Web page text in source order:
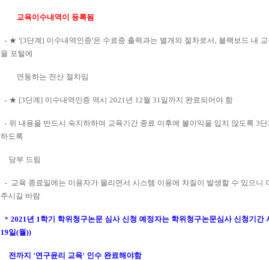
교육이수내역이 등록됨
- ★ '[3단계 ] 이수내역인증'은 수료증 출력과는 별개의 절차로서 , 블랙보드 내
을 포털에
연동하는 전산 절차임
- ★ [3단계 ] 이수내역인증 역시 2021 년 12월 31 일까지 완료되어야 함
- 위 내용을 반드시 숙지하하여 교육기간 종료 이후에 불이익을 입지 않도록 3
하도록
당부 드림
-
교육 종료일에는 이용자가 몰리면서 시스템 이용에 차질이 발생할 수 있으니
주시길 바람
* 2021년 1학기 학위청구논문 심사 신청 예정자는 학위청구논문심사 신청기간
19일(월))
전까지 '연구윤리 교육' 인수 완료해야함